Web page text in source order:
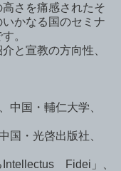
さを痛感されたそ
かなる国のセミナ
。
と宣教の方向性、
中国・輔仁大学、
国・光啓出版社、
Intellectus Fidei」、